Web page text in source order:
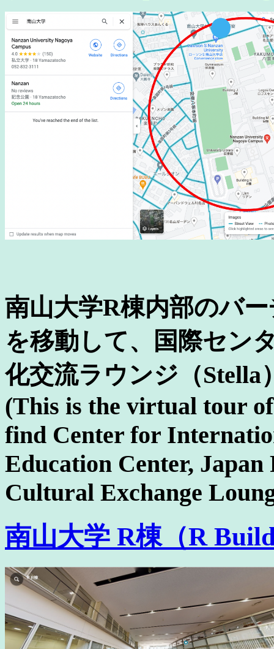
南山大学R棟内部のバ
を移動して、国際セン
化交流ラウンジ（
(This is the virtual tour
find Center for
Education Center,
Cultural Exchange
南山大学 R棟（R